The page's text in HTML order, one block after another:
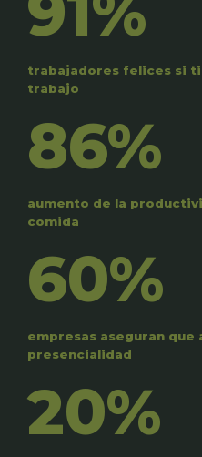
trabajadores felices si
trabajo
86%
aumento de la
comida
60%
empresas aseguran que
presencialidad
20%